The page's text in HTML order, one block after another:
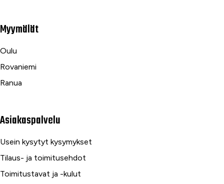
Myymälät
Oulu
Rovaniemi
Ranua
Asiakaspalvelu
Usein kysytyt kysymykset
Tilaus- ja toimitusehdot
Toimitustavat ja -kulut